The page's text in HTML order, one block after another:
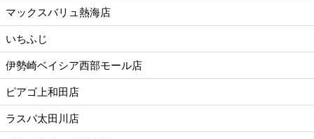
マックスバリュ熱海店
いちふじ
伊勢崎ベイシア西部モール店
ピアゴ上和田店
ラスパ太田川店